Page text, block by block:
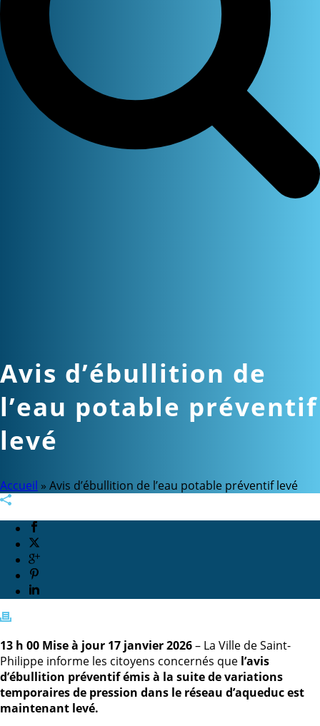
Avis d’ébullition de
l’eau potable préventif
levé
Accueil » Avis d’ébullition de l’eau potable préventif levé
13 h 00 Mise à jour 17 janvier 2026– La Ville de Saint-
Philippe informe les citoyens concernés que l’avis
d’ébullition préventif émis à la suite de variations
temporaires de pression dans le réseau d’aqueduc est
maintenant levé.